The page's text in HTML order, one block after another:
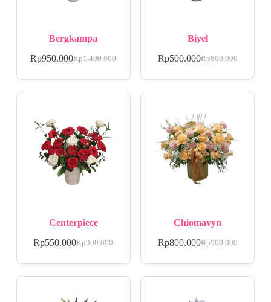
Bergkampa
Rp1.400.000
Rp950.000
Biyel
Rp800.000
Rp500.000
Centerpiece
Rp900.000
Rp550.000
Chiomavyn
Rp900.000
Rp800.000